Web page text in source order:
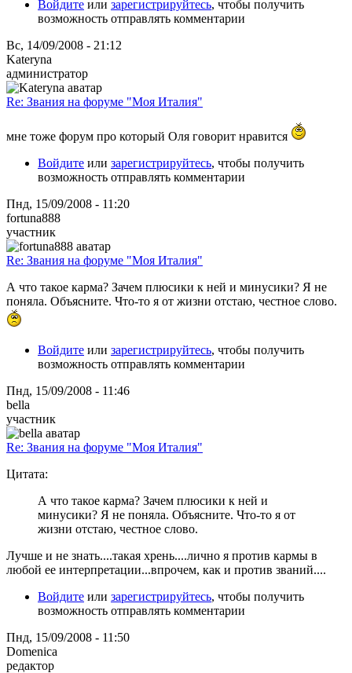
Войдите или зарегистрируйтесь, чтобы получить
возможность отправлять комментарии
Вс, 14/09/2008 - 21:12
Kateryna
администратор
Re: Звания на форуме "Моя Италия"
мне тоже форум про который Оля говорит нравится
Войдите или зарегистрируйтесь, чтобы получить
возможность отправлять комментарии
Пнд, 15/09/2008 - 11:20
fortuna888
участник
Re: Звания на форуме "Моя Италия"
А что такое карма? Зачем плюсики к ней и минусики? Я не
поняла. Объясните. Что-то я от жизни отстаю, честное слово.
Войдите или зарегистрируйтесь, чтобы получить
возможность отправлять комментарии
Пнд, 15/09/2008 - 11:46
bella
участник
Re: Звания на форуме "Моя Италия"
Цитата:
А что такое карма? Зачем плюсики к ней и
минусики? Я не поняла. Объясните. Что-то я от
жизни отстаю, честное слово.
Лучше и не знать....такая хрень....лично я против кармы в
любой ее интерпретации...впрочем, как и против званий....
Войдите или зарегистрируйтесь, чтобы получить
возможность отправлять комментарии
Пнд, 15/09/2008 - 11:50
Domenica
редактор